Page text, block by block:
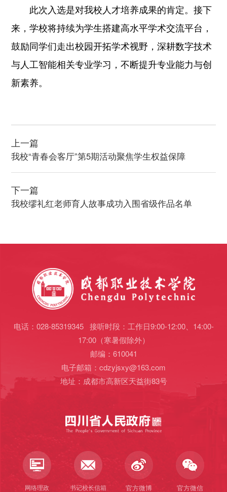
此次入选是对我校人才培养成果的肯定。接下
来，学校将持续为学生搭建高水平学术交流平台，
鼓励同学们走出校园开拓学术视野，深耕数字技术
与人工智能相关专业学习，不断提升专业能力与创
新素养。
上一篇
我校“青春会客厅”第5期活动聚焦学生权益保障
下一篇
我校缪礼红老师育人故事成功入围省级作品名单
电话：028-85319345 接听时段：工作日9:00-12:00、14:00-
17:00（寒暑假除外）
邮编：610041
电子邮箱：cdzyjsxy@163.com
地址：成都市高新区天益街83号
网络理政 书记校长信箱 官方微博 官方微信